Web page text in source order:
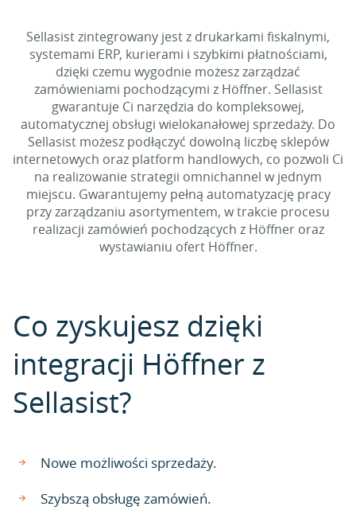
Sellasist zintegrowany jest z drukarkami fiskalnymi,
systemami ERP, kurierami i szybkimi płatnościami,
dzięki czemu wygodnie możesz zarządzać
zamówieniami pochodzącymi z Höffner. Sellasist
gwarantuje Ci narzędzia do kompleksowej,
automatycznej obsługi wielokanałowej sprzedaży. Do
Sellasist możesz podłączyć dowolną liczbę sklepów
internetowych oraz platform handlowych, co pozwoli Ci
na realizowanie strategii omnichannel w jednym
miejscu. Gwarantujemy pełną automatyzację pracy
przy zarządzaniu asortymentem, w trakcie procesu
realizacji zamówień pochodzących z Höffner oraz
wystawianiu ofert Höffner.
Co zyskujesz dzięki
integracji Höffner z
Sellasist?
Nowe możliwości sprzedaży.
Szybszą obsługę zamówień.